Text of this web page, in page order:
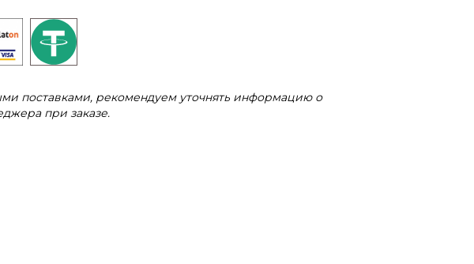
поставками, рекомендуем уточнять информацию о
при заказе.